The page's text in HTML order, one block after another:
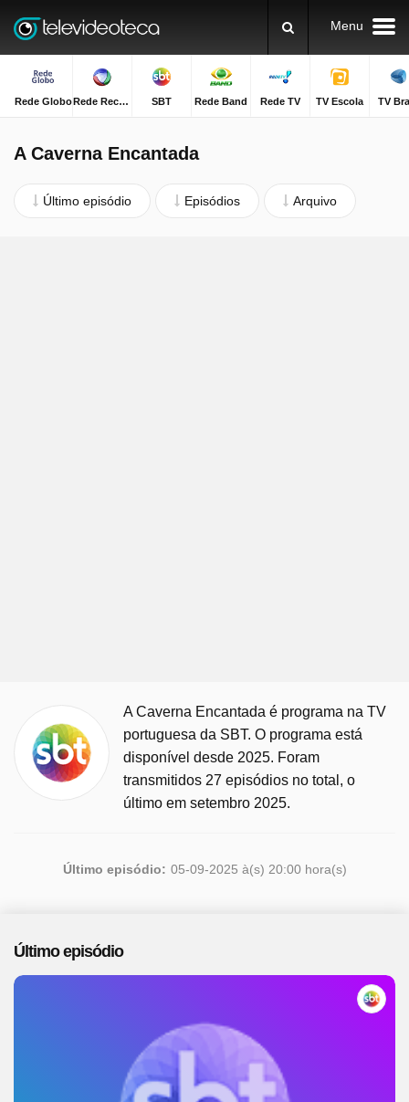
Menu
Rede Globo Rede Record SBT Rede Band Rede TV TV Escola TV
A Caverna Encantada
Último episódio Episódios Arquivo
A Caverna Encantada é programa na TV
portuguesa da SBT. O programa está
disponível desde 2025. Foram
transmitidos 27 episódios no total, o
último em setembro 2025.
Último episódio: 05-09-2025 à(s) 20:00 hora(s)
Último episódio